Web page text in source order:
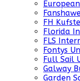
FH
Florida
FLS
Fontys
Full Sail
Galway
Garden